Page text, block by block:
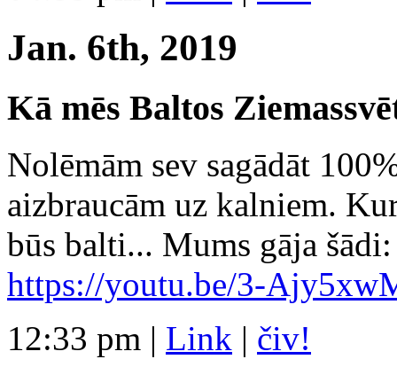
Jan. 6th, 2019
Kā mēs Baltos
Nolēmām sev sagādāt
aizbraucām uz kalniem.
būs balti... Mums gāja šādi:
https://youtu.be/3-
12:33 pm | Link | čiv!